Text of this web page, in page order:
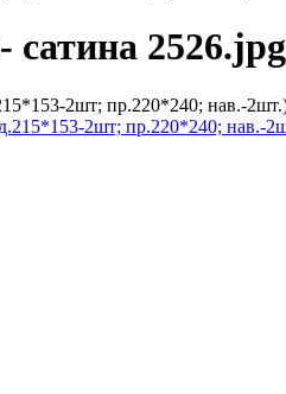
сатина
2шт; пр.220*240; нав.-